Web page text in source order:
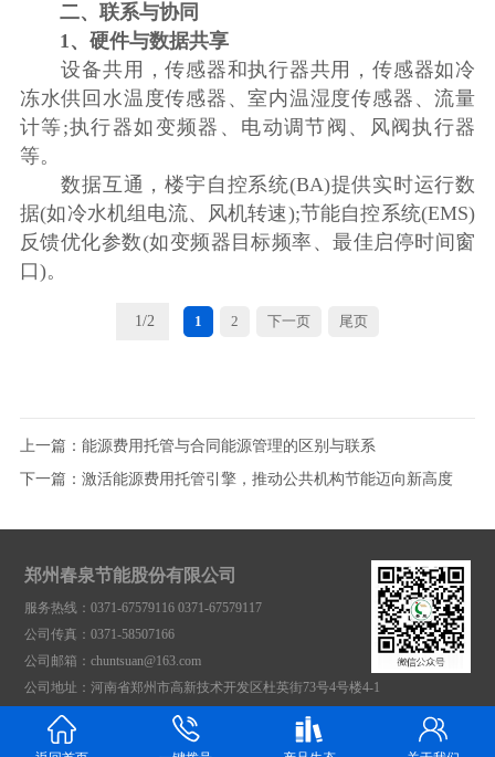
二、联系与协同
1、硬件与数据共享
设备共用，传感器和执行器共用，传感器如冷
冻水供回水温度传感器、室内温湿度传感器、流量
计等;执行器如变频器、电动调节阀、风阀执行器
等。
数据互通，楼宇自控系统(BA)提供实时运行数
据(如冷水机组电流、风机转速);节能自控系统(EMS)
反馈优化参数(如变频器目标频率、最佳启停时间窗
口)。
1/2 1 2 下一页 尾页
上一篇： 能源费用托管与合同能源管理的区别与联系
下一篇： 激活能源费用托管引擎，推动公共机构节能迈向新高度
郑州春泉节能股份有限公司
服务热线：0371-67579116 0371-67579117
公司传真：0371-58507166
公司邮箱：chuntsuan@163.com
公司地址：河南省郑州市高新技术开发区杜英街73号4号楼4-1